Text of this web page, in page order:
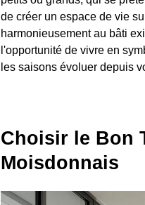
de créer un espace de vie
harmonieusement au bâti
l'opportunité de vivre en
les saisons évoluer depuis
Choisir le Bon
Moisdonnais